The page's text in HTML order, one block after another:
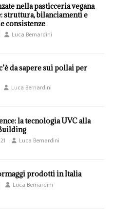
nella pasticceria vegana
struttura, bilanciamenti e
consistenze
Luca Bernardini
da sapere sui pollai per
Luca Bernardini
la tecnologia UVC alla
Luca Bernardini
prodotti in Italia
Luca Bernardini